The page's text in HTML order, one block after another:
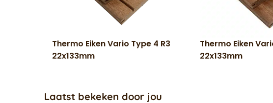
Thermo Eiken Vario Type 4 R3
22x133mm
Thermo Eiken
22x133mm
Laatst bekeken door jou